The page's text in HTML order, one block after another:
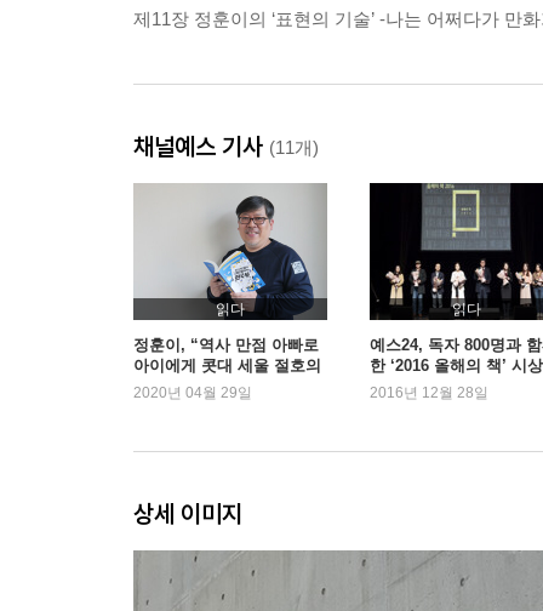
제11장 정훈이의 ‘표현의 기술’ -나는 어쩌다가 만
채널예스 기사 (11개)
읽다
정훈이, “역사 만점 아빠로
아이에게 콧대 세울 절호의
찬스”
2020년 04월 29일
읽다
예스24, 독자 800명과
한 ‘2016 올해의 책’ 시
2016년 12월 28일
상세 이미지